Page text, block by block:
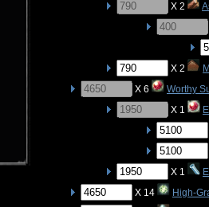
X 2
X 2
X 6
Worthy
X 1
X 1
X 14
High-